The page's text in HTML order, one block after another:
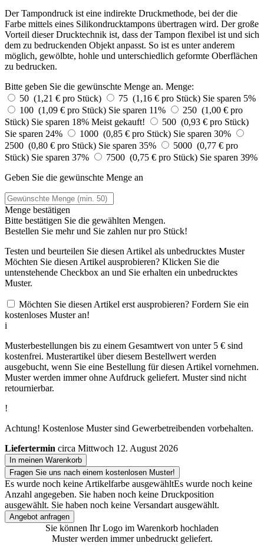
Der Tampondruck ist eine indirekte Druckmethode, bei der die
Farbe mittels eines Silikondrucktampons übertragen wird. Der große
Vorteil dieser Drucktechnik ist, dass der Tampon flexibel ist und sich
dem zu bedruckenden Objekt anpasst. So ist es unter anderem
möglich, gewölbte, hohle und unterschiedlich geformte Oberflächen
zu bedrucken.
Bitte geben Sie die gewünschte Menge an. Menge:
50 (1,21 € pro Stück)
75 (1,16 € pro Stück) Sie sparen 5%
100 (1,09 € pro Stück) Sie sparen 11%
250 (1,00 € pro
Stück) Sie sparen 18% Meist gekauft!
500 (0,93 € pro Stück)
Sie sparen 24%
1000 (0,85 € pro Stück) Sie sparen 30%
2500 (0,80 € pro Stück) Sie sparen 35%
5000 (0,77 € pro
Stück) Sie sparen 37% 7500 (0,75 € pro Stück) Sie sparen 39%
Geben Sie die gewünschte Menge an
Menge bestätigen
Bitte bestätigen Sie die gewählten Mengen.
Bestellen Sie mehr und Sie zahlen nurpro Stück!
Testen und beurteilen Sie diesen Artikel als unbedrucktes Muster
Möchten Sie diesen Artikel ausprobieren? Klicken Sie die
untenstehende Checkbox an und Sie erhalten ein unbedrucktes
Muster.
Möchten Sie diesen Artikel erst ausprobieren? Fordern Sie ein
kostenloses Muster an!
i
Musterbestellungen bis zu einem Gesamtwert von unter 5 € sind
kostenfrei. Musterartikel über diesem Bestellwert werden
ausgebucht, wenn Sie eine Bestellung für diesen Artikel vornehmen.
Muster werden immer ohne Aufdruck geliefert. Muster sind nicht
retournierbar.
!
Achtung! Kostenlose Muster sind Gewerbetreibenden vorbehalten.
Liefertermin circa Mittwoch 12. August 2026
In meinen Warenkorb
Fragen Sie uns nach einem kostenlosen Muster!
Es wurde noch keine Artikelfarbe ausgewähltEs wurde noch keine
Anzahl angegeben. Sie haben noch keine Druckposition
ausgewählt. Sie haben noch keine Versandart ausgewählt.
Angebot anfragen
Sie können Ihr Logo im Warenkorb hochladen
Muster werden immer unbedruckt geliefert.